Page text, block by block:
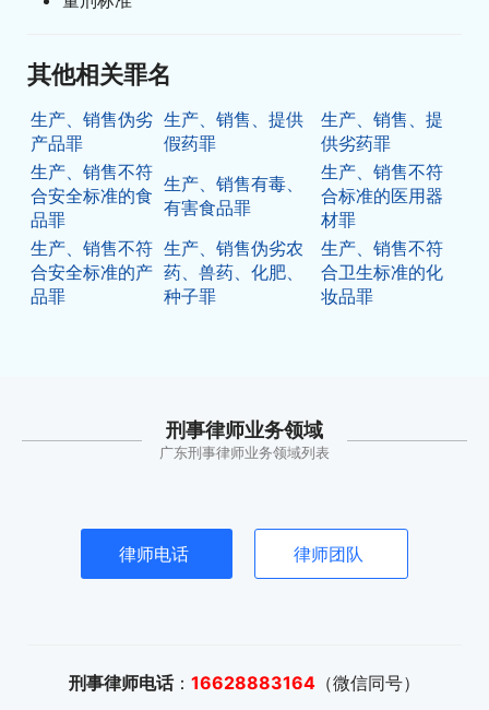
其他相关罪名
生产、销售伪劣
产品罪
生产、销售、提供
假药罪
生产、销售、提
供劣药罪
生产、销售不符
合安全标准的食
品罪
生产、销售有毒、
有害食品罪
生产、销售不符
合标准的医用器
材罪
生产、销售不符
合安全标准的产
品罪
生产、销售伪劣农
药、兽药、化肥、
种子罪
生产、销售不符
合卫生标准的化
妆品罪
刑事律师业务领域
广东刑事律师业务领域列表
律师电话 律师团队
刑事律师电话： 16628883164 （微信同号）